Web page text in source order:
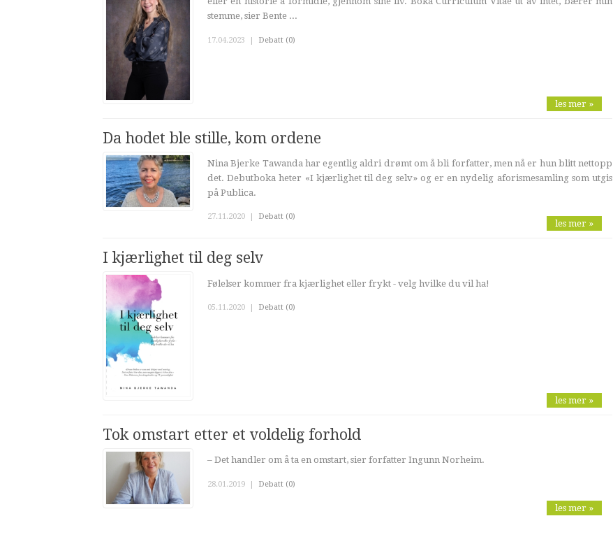
stemme, sier Bente ...
17.04.2023 | Debatt (0)
les mer »
Da hodet ble stille, kom ordene
Nina Bjerke Tawanda har egentlig aldri drømt om å bli forfatter, men nå er hun blitt nettopp
det. Debutboka heter «I kjærlighet til deg selv» og er en nydelig aforismesamling som utgis
på Publica.
27.11.2020 Debatt (0)
les mer »
I kjærlighet til deg selv
Følelser kommer fra kjærlighet eller frykt - velg hvilke du vil ha!
05.11.2020 | Debatt (0)
les mer »
Tok omstart etter et voldelig forhold
– Det handler om å ta en omstart, sier forfatter Ingunn Norheim.
28.01.2019 | Debatt (0)
les mer »